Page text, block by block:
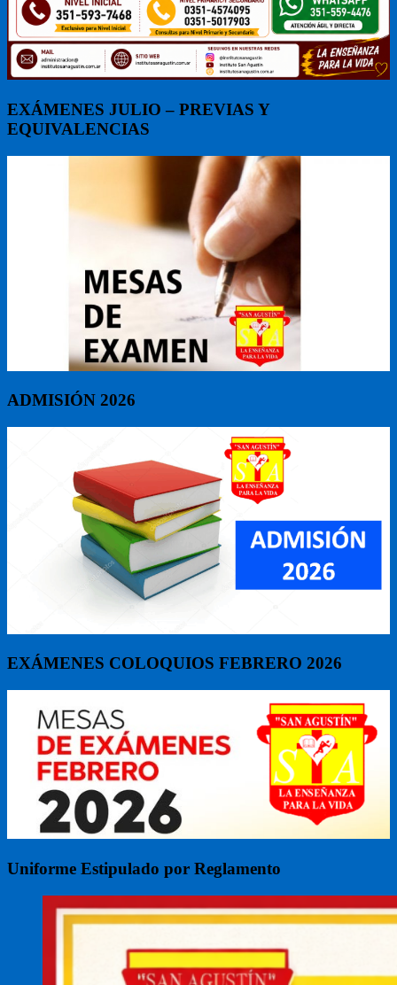
EXÁMENES JULIO – PREVIAS Y
EQUIVALENCIAS
ADMISIÓN 2026
EXÁMENES COLOQUIOS FEBRERO 2026
Uniforme Estipulado por Reglamento